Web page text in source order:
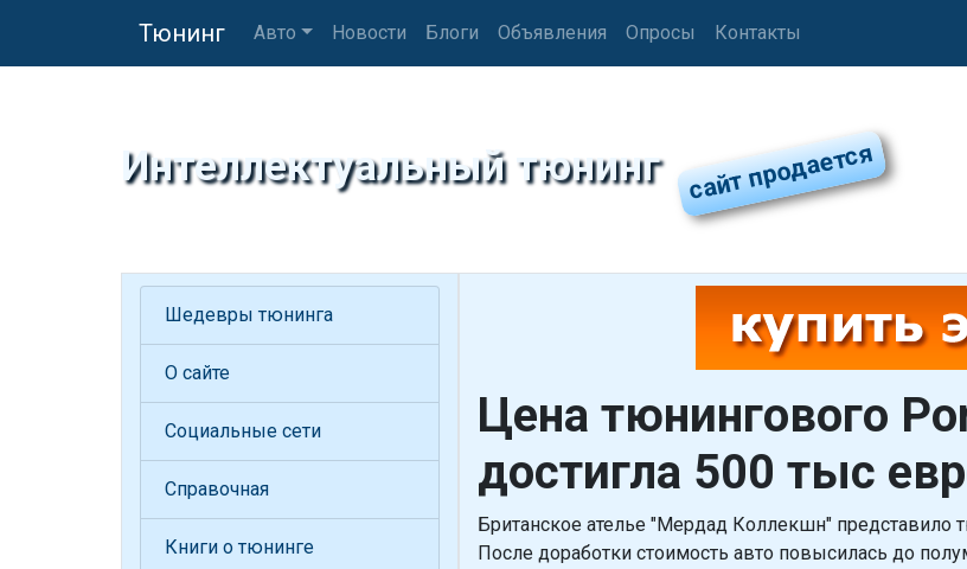
Тюнинг Авто Новости Блоги Объявления Опросы Контакты
Интеллектуальный тюнинг
Цена тюнингового
достигла 500 тыс
Британское ателье "Мердад Коллекшн"
После доработки стоимость авто повысилась до
Шедевры тюнинга
О сайте
Социальные сети
Справочная
Книги о тюнинге